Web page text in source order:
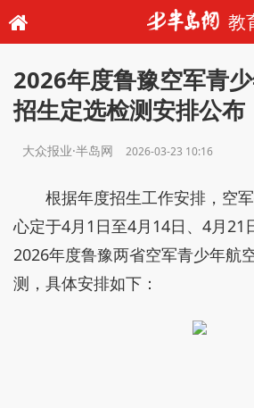
教
2026年度鲁豫空军青
招生定选检测安排公布
大众报业·半岛网 2026-03-23 10:16
根据年度招生工作安排，空
心定于4月1日至4月14日、4月21
2026年度鲁豫两省空军青少年航
测，具体安排如下：